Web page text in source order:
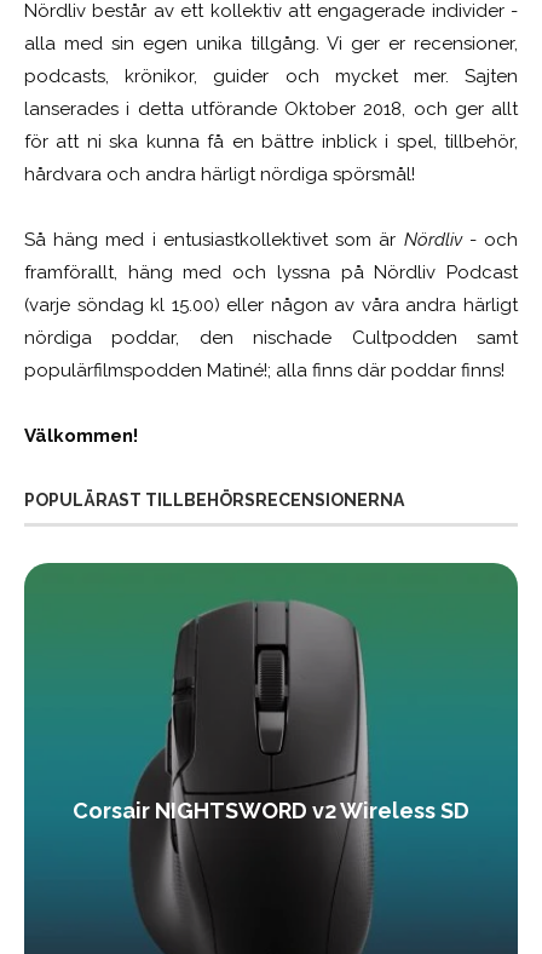
Nördliv består av ett kollektiv att engagerade individer -
alla med sin egen unika tillgång. Vi ger er recensioner,
podcasts, krönikor, guider och mycket mer. Sajten
lanserades i detta utförande Oktober 2018, och ger allt
för att ni ska kunna få en bättre inblick i spel, tillbehör,
hårdvara och andra härligt nördiga spörsmål!
Så häng med i entusiastkollektivet som är Nördliv- och
framförallt, häng med och lyssna på Nördliv Podcast
(varje söndag kl 15.00) eller någon av våra andra härligt
nördiga poddar, den nischade Cultpodden samt
populärfilmspodden Matiné!; alla finns där poddar finns!
Välkommen!
POPULÄRAST TILLBEHÖRSRECENSIONERNA
Corsair NIGHTSWORD v2 Wireless SD